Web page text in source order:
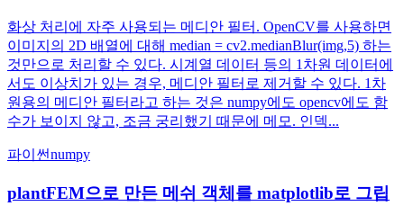
화상 처리에 자주 사용되는 메디안 필터. OpenCV를 사용하면
이미지의 2D 배열에 대해 median = cv2.medianBlur(img,5) 하는
것만으로 처리할 수 있다. 시계열 데이터 등의 1차원 데이터에
서도 이상치가 있는 경우, 메디안 필터로 제거할 수 있다. 1차
원용의 메디안 필터라고 하는 것은 numpy에도 opencv에도 함
수가 보이지 않고, 조금 궁리했기 때문에 메모. 인덱...
파이썬numpy
plantFEM으로 만든 메쉬 객체를 matplotlib로 그립